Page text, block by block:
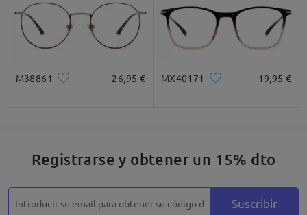
M38861 26,95 € MX40171 19,95 €
Registrarse y obtener un 15% dto
Suscribir